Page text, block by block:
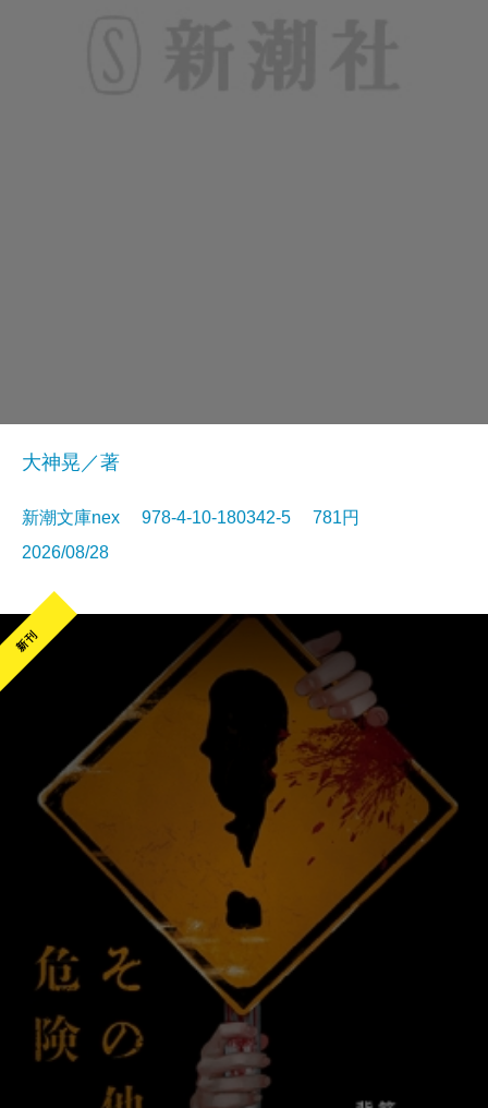
大神晃／著
新潮文庫nex 978-4-10-180342-5 781円
2026/08/28
新刊